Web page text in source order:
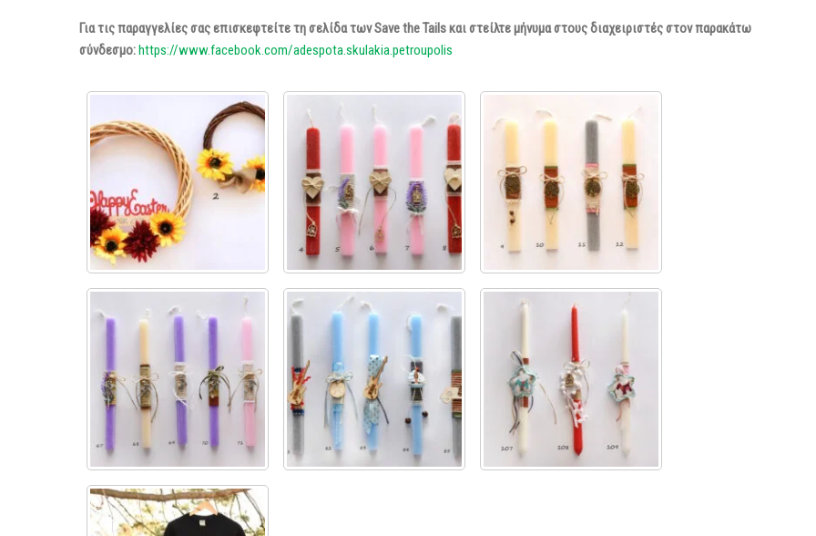
Για τις παραγγελίες σας επισκεφτείτε τη σελίδα των Save the Tails και στείλτε μήνυμα στους διαχειριστές στον παρακάτω
σύνδεσμο:https://www.facebook.com/adespota.skulakia.petroupolis